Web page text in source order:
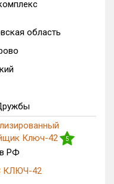
область
Ключ-42
5
РФ
КЛЮЧ-42